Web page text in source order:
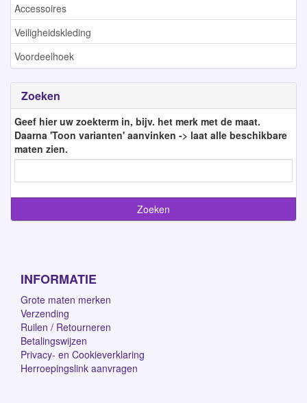
Accessoires
Veiligheidskleding
Voordeelhoek
Zoeken
Geef hier uw zoekterm in, bijv. het merk met de maat.
Daarna 'Toon varianten' aanvinken -> laat alle beschikbare
maten zien.
INFORMATIE
Grote maten merken
Verzending
Ruilen / Retourneren
Betalingswijzen
Privacy- en Cookieverklaring
Herroepingslink aanvragen